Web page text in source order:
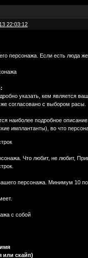
22:03:12
персонажа. Если есть люда же
указать, кем является
согласовано с выбором расы.
наиболее подробное
имплантанты), во что
Что любит, не любит,
персонажа. Минимум 10
с собой
или скайп)